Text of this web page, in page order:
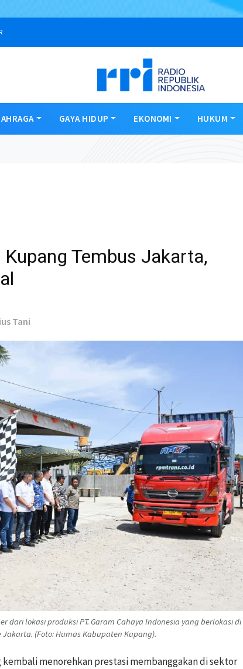
GAYA HIDUP EKONOMI HUKUM
Tembus Jakarta,
Tani
lokasi produksi PT. Garam Cahaya Indonesia yang berlokasi di
(Foto: Humas Kabupaten Kupang).
kembali menorehkan prestasi membanggakan di sektor